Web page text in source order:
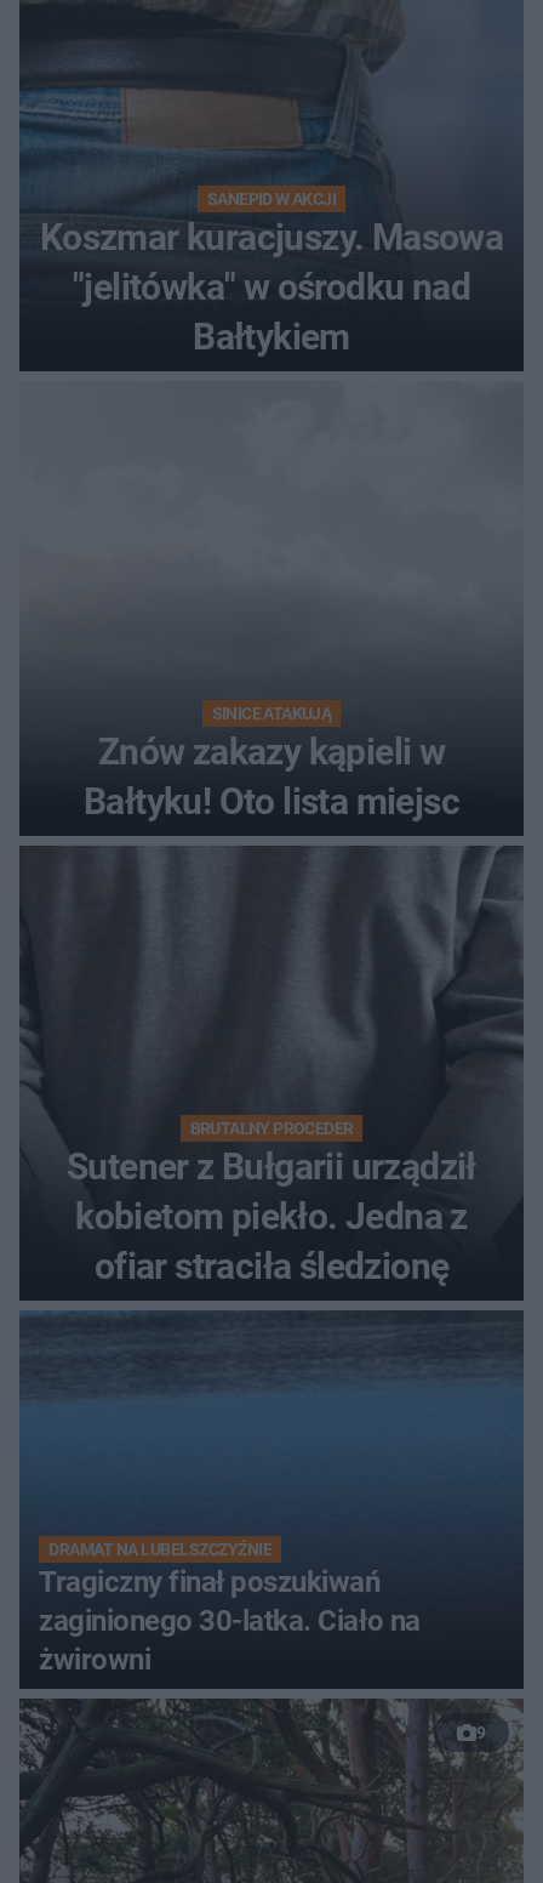
SANEPID W AKCJI
Koszmar kuracjuszy. Masowa
"jelitówka" w ośrodku nad
Bałtykiem
SINICE ATAKUJĄ
Znów zakazy kąpieli w
Bałtyku! Oto lista miejsc
BRUTALNY PROCEDER
Sutener z Bułgarii urządził
kobietom piekło. Jedna z
ofiar straciła śledzionę
DRAMAT NA LUBELSZCZYŹNIE
Tragiczny finał poszukiwań
zaginionego 30-latka. Ciało na
żwirowni
9